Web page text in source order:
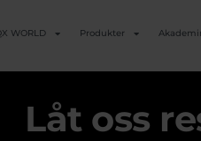
WORLD Produkter
Låt oss